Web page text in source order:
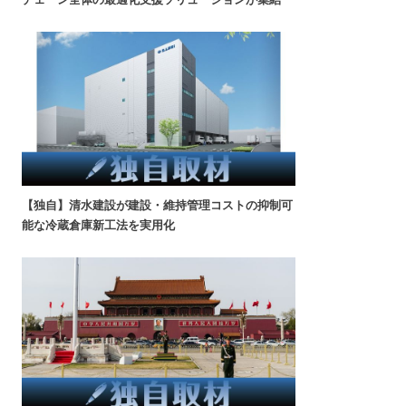
【独自】清水建設が建設・維持管理コストの抑制可
能な冷蔵倉庫新工法を実用化